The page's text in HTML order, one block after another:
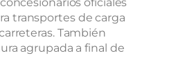
transportes de carga
También
agrupada a final de